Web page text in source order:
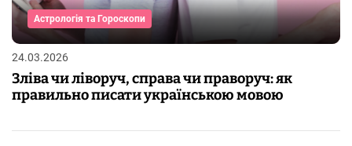
Астрологія та Гороскопи
24.03.2026
Зліва чи ліворуч, справа чи праворуч: як
правильно писати українською мовою